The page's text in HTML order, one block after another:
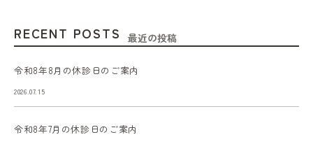
RECENT POSTS 最近の投稿
令和8年8月の休診日のご案内
2026.07.15
令和8年7月の休診日のご案内